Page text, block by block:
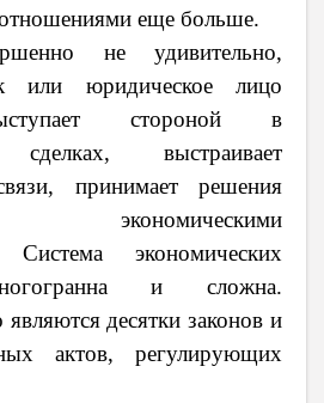
еще больше.
не удивительно,
или юридическое лицо
стороной в
сделках, выстраивает
принимает решения
экономическими
Система экономических
и сложна.
являются десятки законов и
актов, регулирующих